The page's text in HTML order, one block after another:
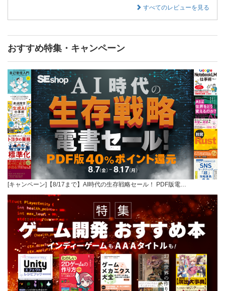
すべてのレビューを見る
おすすめ特集・キャンペーン
[キャンペーン]【8/17まで】AI時代の生存戦略セール！ PDF版電…